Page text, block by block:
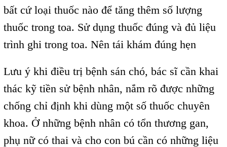
bất cứ loại thuốc nào để tăng thêm số lượng
thuốc trong toa. Sử dụng thuốc đúng và đủ liệu
trình ghi trong toa. Nên tái khám đúng hẹn
Lưu ý khi điều trị bệnh sán chó, bác sĩ cần khai
thác kỹ tiền sử bệnh nhân, nắm rõ được những
chống chỉ định khi dùng một số thuốc chuyên
khoa. Ở những bệnh nhân có tổn thương gan,
phụ nữ có thai và cho con bú cần có những liệu